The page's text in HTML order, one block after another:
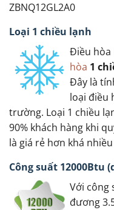
ZBNQ12GL2A0
Loại 1 chiều lạnh
Điều hòa
hòa 1
Đây là
loại điều
trường. Loại 1 chiều
90% khách hàng khi
là giá rẻ hơn khá
Công suất 12000Btu
Với công
đương